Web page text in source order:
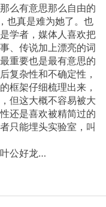
么有意思那么自由的
也真是难为她了。也
学者，媒体人喜欢把
、传说加上漂亮的词
重要也是最有意思的
复杂性和不确定性，
框架仔细梳理出来，
但这大概不容易被大
还是喜欢被精简过的
只能埋头实验室，叫
公好龙…